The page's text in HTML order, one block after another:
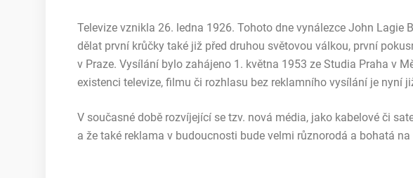
Televize vznikla 26. ledna 1926. Tohoto dne vynálezce John
dělat první krůčky také již před druhou světovou válkou, první
v Praze. Vysílání bylo zahájeno 1. května 1953 ze Studia Praha v
existenci televize, filmu či rozhlasu bez reklamního vysílání je nyní
V současné době rozvíjející se tzv. nová média, jako kabelové či
a že také reklama v budoucnosti bude velmi různorodá a bohatá